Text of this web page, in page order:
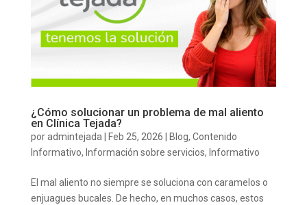
¿Cómo solucionar un problema de mal aliento
en Clínica Tejada?
poradmintejada Feb 25, 2026 Blog, Contenido
Informativo, Información sobre servicios, Informativo
El mal aliento no siempre se soluciona con caramelos o
enjuagues bucales. De hecho, en muchos casos, estos